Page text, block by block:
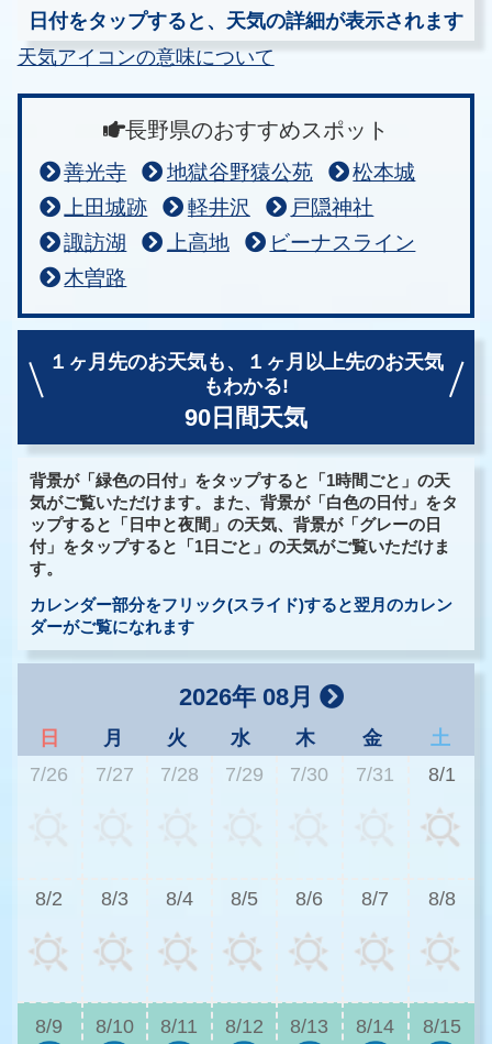
日付をタップすると、天気の詳細が表示されます
天気アイコンの意味について
長野県のおすすめスポット
善光寺 地獄谷野猿公苑
松本城
上田城跡
軽井沢
戸隠神社
諏訪湖
上高地
ビーナスライン
木曽路
１ヶ月先のお天気も、
１ヶ月以上先のお天気
もわかる!
90日間天気
背景が「緑色の日付」をタップすると「1時間ごと」の天
気がご覧いただけます。また、背景が「白色の日付」をタ
ップすると「日中と夜間」の天気、背景が「グレーの日
付」をタップすると「1日ごと」の天気がご覧いただけま
す。
カレンダー部分をフリック(スライド)すると翌月のカレン
ダーがご覧になれます
2026年 08月
日 月 火 水 木 金
土
7/26
7/27 7/28 7/29 7/30 7/31 8/1
8/2 8/3 8/4 8/5 8/6 8/7 8/8
8/9 8/10 8/11 8/12 8/13 8/14 8/15